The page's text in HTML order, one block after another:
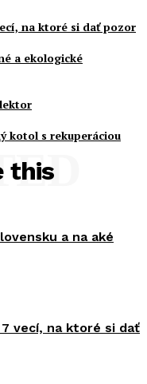
na ktoré si dať pozor
a ekologické
kotol s rekuperáciou
this
a na aké
vecí, na ktoré si dať